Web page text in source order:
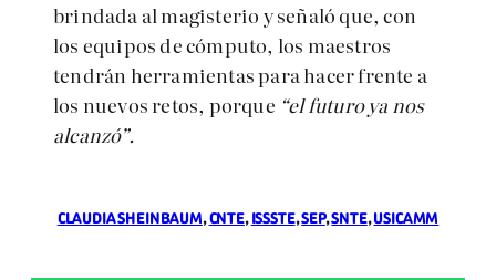
brindada al magisterio y señaló que, con
los equipos de cómputo, los maestros
tendrán herramientas para hacer frente a
los nuevos retos, porque “el futuro ya nos
alcanzó”.
CLAUDIA SHEINBAUM, CNTE, ISSSTE, SEP, SNTE, USICAMM